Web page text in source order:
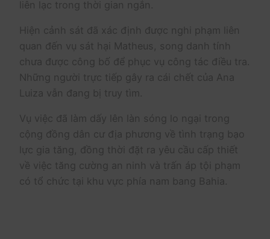
liên lạc trong thời gian ngắn.
Hiện cảnh sát đã xác định được nghi phạm liên
quan đến vụ sát hại Matheus, song danh tính
chưa được công bố để phục vụ công tác điều tra.
Những người trực tiếp gây ra cái chết của Ana
Luiza vẫn đang bị truy tìm.
Vụ việc đã làm dấy lên làn sóng lo ngại trong
cộng đồng dân cư địa phương về tình trạng bạo
lực gia tăng, đồng thời đặt ra yêu cầu cấp thiết
về việc tăng cường an ninh và trấn áp tội phạm
có tổ chức tại khu vực phía nam bang Bahia.